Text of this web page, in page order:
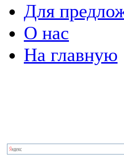
Для
О нас
На главную